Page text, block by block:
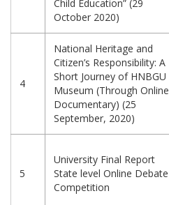
Child Education” (29
October 2020)
4
National Heritage and
Citizen’s Responsibility: A
Short Journey of HNBGU
Museum (Through Online
Documentary) (25
September, 2020)
5
University Final Report
State level Online Debate
Competition